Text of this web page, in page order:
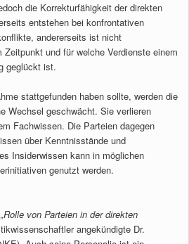
die Korrekturfähigkeit der direkten
entstehen bei konfrontativen
andererseits ist nicht
und für welche Verdienste einem
geglückt ist.
stattgefunden haben sollte, werden die
Wechsel geschwächt. Sie verlieren
Fachwissen. Die Parteien dagegen
über Kenntnisstände und
Insiderwissen kann in möglichen
genutzt werden.
„Rolle von Parteien in der direkten
angekündigte Dr.